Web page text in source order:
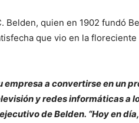
Belden, quien en 1902 fundó
que vio en la
empresa a convertirse en un
y redes informáticas a
de Belden. “Hoy en